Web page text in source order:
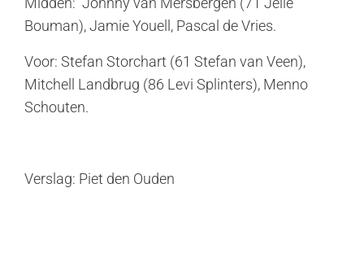
Bouman), Jamie Youell, Pascal de Vries.
Voor: Stefan Storchart (61 Stefan van Veen),
Mitchell Landbrug (86 Levi Splinters), Menno
Schouten.
Verslag: Piet den Ouden